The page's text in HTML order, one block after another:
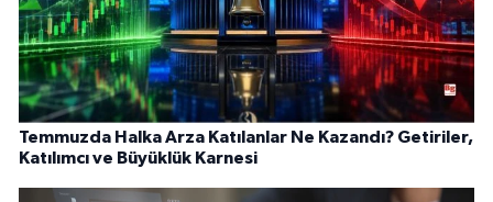
Temmuzda Halka Arza Katılanlar Ne Kazandı? Getiriler,
Katılımcı ve Büyüklük Karnesi